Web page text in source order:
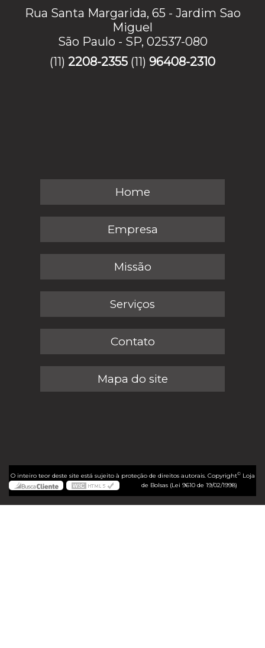
Rua Santa Margarida, 65 - Jardim Sao
Miguel
São Paulo - SP, 02537-080
(11) 2208-2355 (11) 96408-2310
Home
Empresa
Missão
Serviços
Contato
Mapa do site
O inteiro teor deste site está sujeito à proteção de direitos autorais. Copyright©Loja
de Bolsas (Lei 9610 de 19/02/1998)